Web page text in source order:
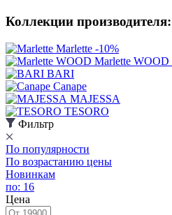
Коллекции производителя:
Marlette -10%
Marlette WOOD
BARI
Canape
MAJESSA
TESORO
Фильтр
По популярности
По возрастанию цены
Новинкам
по: 16
Цена